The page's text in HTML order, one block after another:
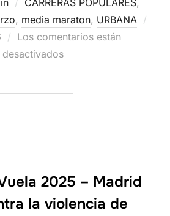
CARRERAS POPULARES,
, media maraton, URBANA
Los comentarios están
desactivados
2025 – Madrid
la violencia de